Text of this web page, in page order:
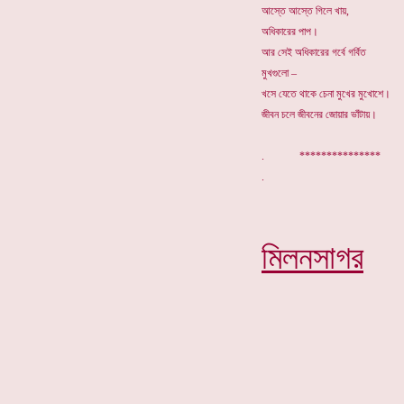
আস্তে আস্তে গিলে খায়,
অধিকারের পাপ।
আর সেই অধিকারের গর্বে গর্বিত
মুখগুলো –
খসে যেতে থাকে চেনা মুখের মুখোশে।
জীবন চলে জীবনের জোয়ার ভাঁটায়।
. ***************
মিলনসাগর